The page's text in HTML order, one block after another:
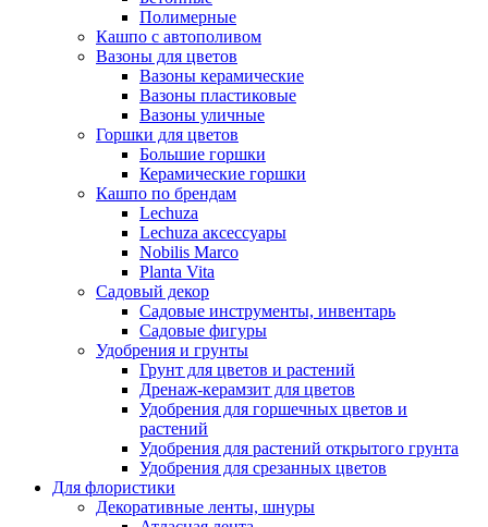
Полимерные
Кашпо с автополивом
Вазоны для цветов
Вазоны керамические
Вазоны пластиковые
Вазоны уличные
Горшки для цветов
Большие горшки
Керамические горшки
Кашпо по брендам
Lechuza
Lechuza аксессуары
Nobilis Marco
Planta Vita
Садовый декор
Садовые инструменты, инвентарь
Садовые фигуры
Удобрения и грунты
Грунт для цветов и растений
Дренаж-керамзит для цветов
Удобрения для горшечных цветов и
растений
Удобрения для растений открытого грунта
Удобрения для срезанных цветов
Для флористики
Декоративные ленты, шнуры